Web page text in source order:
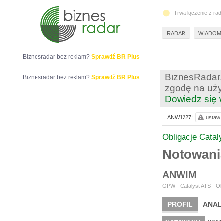
zgodę na
Dowiedz się
Obligacje
ANWIM
GPW - Catalyst ATS -
PROFIL
ANW1227: ustaw
Biznesradar bez reklam? Sprawdź BR Plus
Biznesradar bez reklam? Sprawdź BR Plus
Trwa łączenie z
RADAR